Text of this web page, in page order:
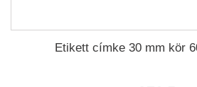
Etikett címke 30 mm kör